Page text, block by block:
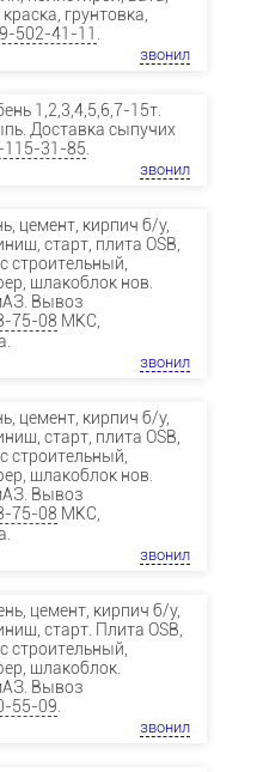
грунтовка,
502-41-11 .
звонил
1,2,3,4,5,6,7-15т.
Доставка сыпучих
31-85.
звонил
цемент, кирпич б/у,
старт, плита OSB,
строительный,
шлакоблок нов.
Вывоз
75-08 МКС,
звонил
цемент, кирпич б/у,
старт, плита OSB,
строительный,
шлакоблок нов.
Вывоз
75-08 МКС,
звонил
цемент, кирпич б/у,
старт. Плита OSB,
строительный,
шлакоблок.
Вывоз
55-09.
звонил